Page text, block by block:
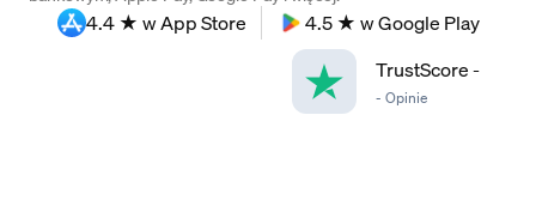
Support 4.4 ★ w App Store
4.5 ★ w Google Play
TrustScore-
- Opinie